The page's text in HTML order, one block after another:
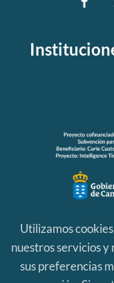
Utilizamos
nuestros servicios
sus preferencias